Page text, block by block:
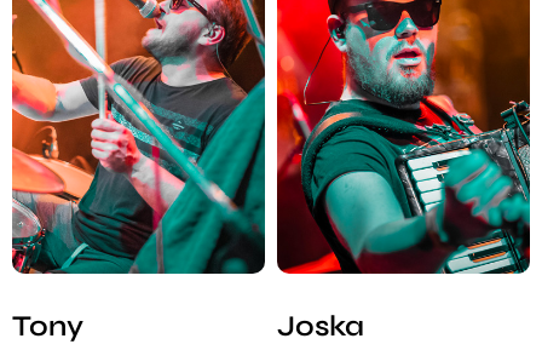
Tony Joska